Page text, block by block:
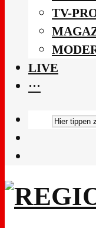
TV-
LIVE
···